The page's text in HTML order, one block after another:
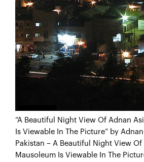
“A Beautiful Night View Of Adnan
Is Viewable In The Picture” by
Pakistan – A Beautiful Night View
Mausoleum Is Viewable In The